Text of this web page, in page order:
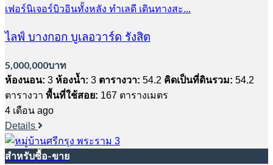
เฟอร์นิเจอร์บิวอินทั้งหลัง ทำเลดี เดินทางสะ...
ไลฟ์ บางกอก บูเลอวาร์ด รังสิต
5,000,000บาท
ห้องนอน: 3 ห้องน้ำ: 3 ตารางวา: 54.2 คิดเป็นที่ดินรวม: 54.2
ตารางวา พื้นที่ใช้สอย: 167 ตารางเมตร
4 เดือน ago
Details
สำหรับซื้อ-ขาย